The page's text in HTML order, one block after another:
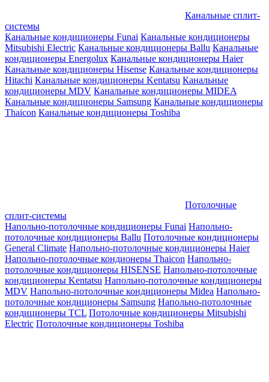
Канальные сплит-
системы
Канальные кондиционеры Funai Канальные кондиционеры
Mitsubishi Electric Канальные кондиционеры Ballu Канальные
кондиционеры Energolux Канальные кондиционеры Haier
Канальные кондиционеры Hisense Канальные кондиционеры
Hitachi Канальные кондиционеры Kentatsu Канальные
кондиционеры MDV Канальные кондиционеры MIDEA
Канальные кондиционеры Samsung Канальные кондиционеры
Thaicon Канальные кондиционеры Toshiba
Потолочные
сплит-системы
Напольно-потолочные кондиционеры Funai Напольно-
потолочные кондиционеры Ballu Потолочные кондиционеры
General Climate Напольно-потолочные кондиционеры Haier
Напольно-потолочные кондионеры Thaicon Напольно-
потолочные кондиционеры HISENSE Напольно-потолочные
кондиционеры Kentatsu Напольно-потолочные кондиционеры
MDV Напольно-потолочные кондиционеры Midea Напольно-
потолочные кондиционеры Samsung Напольно-потолочные
кондиционеры TCL Потолочные кондиционеры Mitsubishi
Electric Потолочные кондиционеры Toshiba